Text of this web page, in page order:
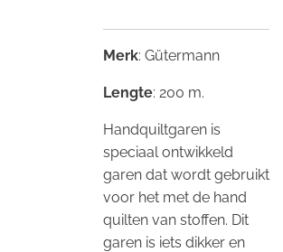
Merk: Gütermann
Lengte: 200 m.
Handquiltgaren is
speciaal ontwikkeld
garen dat wordt gebruikt
voor het met de hand
quilten van stoffen. Dit
garen is iets dikker en